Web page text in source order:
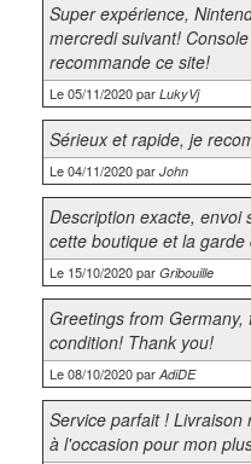
Super expérience,
mercredi suivant!
recommande ce site!
Le 05/11/2020 par LukyVj
Sérieux et rapide, je
Le 04/11/2020 par John
Description exacte, envoi
cette boutique et la garde
Le 15/10/2020 par Gribouille
Greetings from
condition! Thank you!
Le 08/10/2020 par AdiDE
Service parfait !
à l'occasion pour mon